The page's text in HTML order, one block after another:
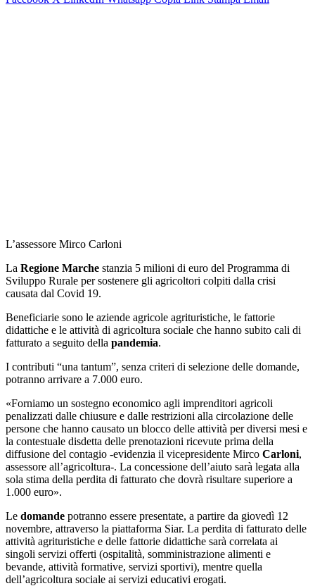
L’assessore Mirco Carloni
La Regione Marche stanzia 5 milioni di euro del Programma di
Sviluppo Rurale per sostenere gli agricoltori colpiti dalla crisi
causata dal Covid 19.
Beneficiarie sono le aziende agricole agrituristiche, le fattorie
didattiche e le attività di agricoltura sociale che hanno subito cali di
fatturato a seguito della pandemia.
I contributi “una tantum”, senza criteri di selezione delle domande,
potranno arrivare a 7.000 euro.
«Forniamo un sostegno economico agli imprenditori agricoli
penalizzati dalle chiusure e dalle restrizioni alla circolazione delle
persone che hanno causato un blocco delle attività per diversi mesi e
la contestuale disdetta delle prenotazioni ricevute prima della
diffusione del contagio -evidenzia il vicepresidente Mirco Carloni,
assessore all’agricoltura-. La concessione dell’aiuto sarà legata alla
sola stima della perdita di fatturato che dovrà risultare superiore a
1.000 euro».
Le domande potranno essere presentate, a partire da giovedì 12
novembre, attraverso la piattaforma Siar. La perdita di fatturato delle
attività agrituristiche e delle fattorie didattiche sarà correlata ai
singoli servizi offerti (ospitalità, somministrazione alimenti e
bevande, attività formative, servizi sportivi), mentre quella
dell’agricoltura sociale ai servizi educativi erogati.